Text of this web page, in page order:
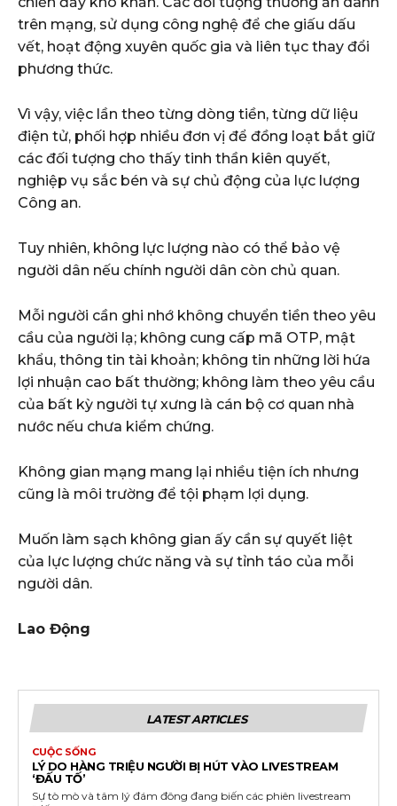
trên mạng, sử dụng công nghệ để che giấu dấu
vết, hoạt động xuyên quốc gia và liên tục thay đổi
phương thức.
Vì vậy, việc lần theo từng dòng tiền, từng dữ liệu
điện tử, phối hợp nhiều đơn vị để đồng loạt bắt giữ
các đối tượng cho thấy tinh thần kiên quyết,
nghiệp vụ sắc bén và sự chủ động của lực lượng
Công an.
Tuy nhiên, không lực lượng nào có thể bảo vệ
người dân nếu chính người dân còn chủ quan.
Mỗi người cần ghi nhớ không chuyển tiền theo yêu
cầu của người lạ; không cung cấp mã OTP, mật
khẩu, thông tin tài khoản; không tin những lời hứa
lợi nhuận cao bất thường; không làm theo yêu cầu
của bất kỳ người tự xưng là cán bộ cơ quan nhà
nước nếu chưa kiểm chứng.
Không gian mạng mang lại nhiều tiện ích nhưng
cũng là môi trường để tội phạm lợi dụng.
Muốn làm sạch không gian ấy cần sự quyết liệt
của lực lượng chức năng và sự tỉnh táo của mỗi
người dân.
Lao Động
LATEST ARTICLES
CUỘC SỐNG
LÝ DO HÀNG TRIỆU NGƯỜI BỊ HÚT VÀO LIVESTREAM
‘ĐẤU TỐ’
Sự tò mò và tâm lý đám đông đang biến các phiên livestream